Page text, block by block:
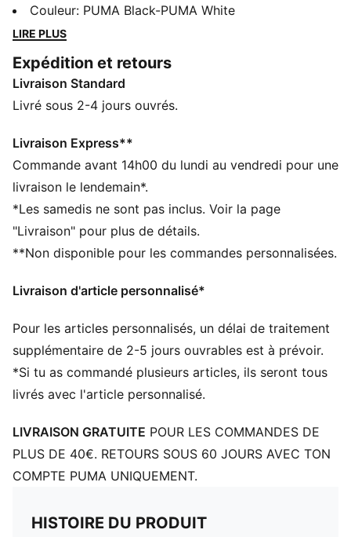
souple en textile, d'une semelle EVA confortable et
d'une semelle intérieure SOFTFOAM+ offrant un amorti
elles trouvent l’équilibre parfait entre confort et style.
Adopte l'esthétique stylée et décontractée de PUMA.
CARACTÉRISTIQUES + AVANTAGES
pour offrir un amorti doux grâce à son talon ultra-
épais
DÉTAILS
Tige en textile souple
Fermeture à lacets
Semelle intérieure SOFTFOAM+
Détails brandés PUMA
Couleur: PUMA Black-PUMA White
LIRE PLUS
Expédition et retours
Livraison Standard
Livré sous 2-4 jours ouvrés.
Livraison Express**
Commande avant 14h00 du lundi au vendredi pour une
livraison le lendemain*.
*Les samedis ne sont pas inclus. Voir la page
"Livraison" pour plus de détails.
**Non disponible pour les commandes personnalisées.
Livraison d'article personnalisé*
Pour les articles personnalisés, un délai de traitement
supplémentaire de 2-5 jours ouvrables est à prévoir.
*Si tu as commandé plusieurs articles, ils seront tous
livrés avec l'article personnalisé.
LIVRAISON GRATUITE POUR LES COMMANDES DE
PLUS DE 40€. RETOURS SOUS 60 JOURS AVEC TON
COMPTE PUMA UNIQUEMENT.
HISTOIRE DU PRODUIT